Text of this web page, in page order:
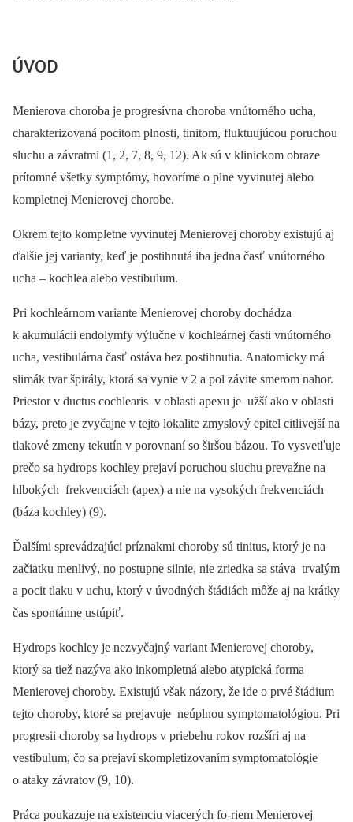
ÚVOD
Menierova choroba je progresívna choroba vnútorného ucha,
charakterizovaná pocitom plnosti, tinitom, fluktuujúcou poruchou
sluchu a závratmi (1, 2, 7, 8, 9, 12). Ak sú v klinickom obraze
prítomné všetky symptómy, hovoríme o plne vyvinutej alebo
kompletnej Menierovej chorobe.
Okrem tejto kompletne vyvinutej Menierovej choroby existujú aj
ďalšie jej varianty, keď je postihnutá iba jedna časť vnútorného
ucha –⁠ kochlea alebo vestibulum.
Pri kochleárnom variante Menierovej choroby dochádza
k akumulácii endolymfy výlučne v kochleárnej časti vnútorného
ucha, vestibulárna časť ostáva bez postihnutia. Anatomicky má
slimák tvar špirály, ktorá sa vynie v 2 a pol závite smerom nahor.
Priestor v ductus cochlearis v oblasti apexu je užší ako v oblasti
bázy, preto je zvyčajne v tejto lokalite zmyslový epitel citlivejší na
tlakové zmeny tekutín v porovnaní so širšou bázou. To vysvetľuje
prečo sa hydrops kochley prejaví poruchou sluchu prevažne na
hlbokých frekvenciách (apex) a nie na vysokých frekvenciách
(báza kochley) (9).
Ďalšími sprevádzajúci príznakmi choroby sú tinitus, ktorý je na
začiatku menlivý, no postupne silnie, nie zriedka sa stáva trvalým
a pocit tlaku v uchu, ktorý v úvodných štádiách môže aj na krátky
čas spontánne ustúpiť.
Hydrops kochley je nezvyčajný variant Menierovej choroby,
ktorý sa tiež nazýva ako inkompletná alebo atypická forma
Menierovej choroby. Existujú však názory, že ide o prvé štádium
tejto choroby, ktoré sa prejavuje neúplnou symptomatológiou. Pri
progresii choroby sa hydrops v priebehu rokov rozšíri aj na
vestibulum, čo sa prejaví skompletizovaním symptomatológie
o ataky závratov (9, 10).
Práca poukazuje na existenciu viacerých fo-riem Menierovej